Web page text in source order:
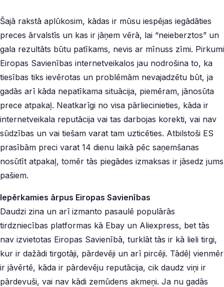
Šajā rakstā aplūkosim, kādas ir mūsu iespējas iegādāties
preces ārvalstīs un kas ir jāņem vērā, lai “neieberztos” un
gala rezultāts būtu patīkams, nevis ar mīnuss zīmi. Pirkumi
Eiropas Savienības internetveikalos jau nodrošina to, ka
tiesības tiks ievērotas un problēmām nevajadzētu būt, ja
gadās arī kāda nepatīkama situācija, piemēram, jānosūta
prece atpakaļ. Neatkarīgi no visa pārliecinieties, kāda ir
internetveikala reputācija vai tas darbojas korekti, vai nav
sūdzības un vai tiešam varat tam uzticēties. Atbilstoši ES
prasībām preci varat 14 dienu laikā pēc saņemšanas
nosūtīt atpakaļ, tomēr tās piegādes izmaksas ir jāsedz jums
pašiem.
Iepērkamies ārpus Eiropas Savienības
Daudzi zina un arī izmanto pasaulē populārās
tirdzniecības platformas kā Ebay un Aliexpress, bet tās
nav izvietotas Eiropas Savienībā, turklāt tās ir kā lieli tirgi,
kur ir dažādi tirgotāji, pārdevēji un arī pircēji. Tādēļ vienmēr
ir jāvērtē, kāda ir pārdevēju reputācija, cik daudz viņi ir
pārdevuši, vai nav kādi zemūdens akmeņi. Ja nu gadās